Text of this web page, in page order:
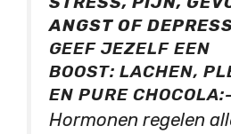
ANGST OF
GEEF JEZELF EEN
BOOST: LACHEN,
EN PURE
Hormonen regelen